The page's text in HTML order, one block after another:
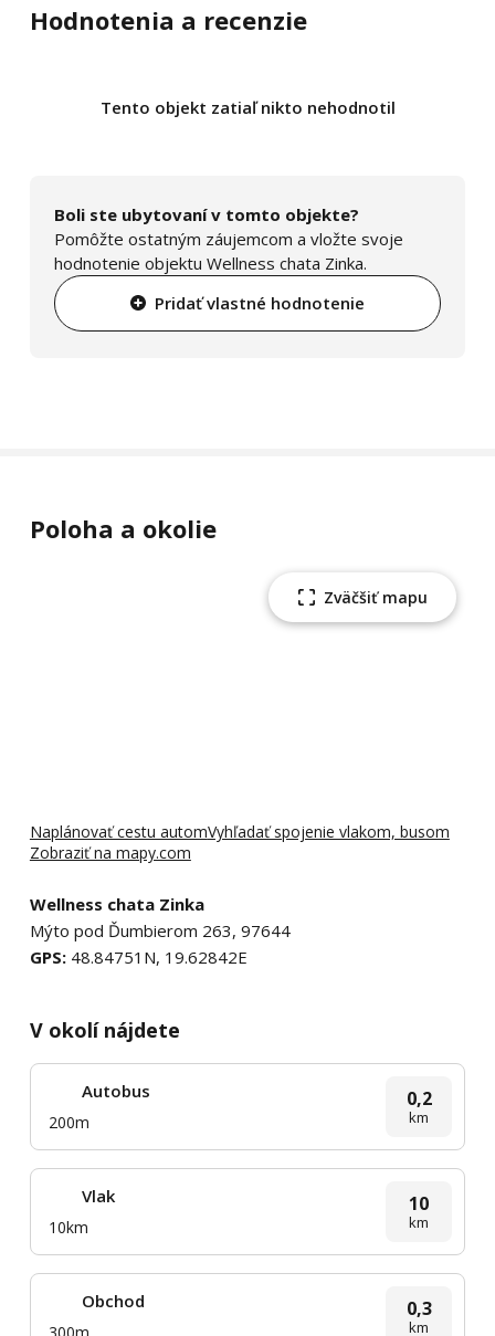
Hodnotenia a recenzie
Tento objekt zatiaľ nikto nehodnotil
Boli ste ubytovaní v tomto objekte?
Pomôžte ostatným záujemcom a vložte svoje
hodnotenie objektu Wellness chata Zinka.
Pridať vlastné hodnotenie
Poloha a okolie
Zväčšiť mapu
Naplánovať cestu automVyhľadať spojenie vlakom, busom
Zobraziť na mapy.com
Wellness chata Zinka
Mýto pod Ďumbierom 263, 97644
GPS:48.84751N, 19.62842E
V okolí nájdete
Autobus
200m
0,2
km
Vlak
10km
10
km
Obchod 0,3
km